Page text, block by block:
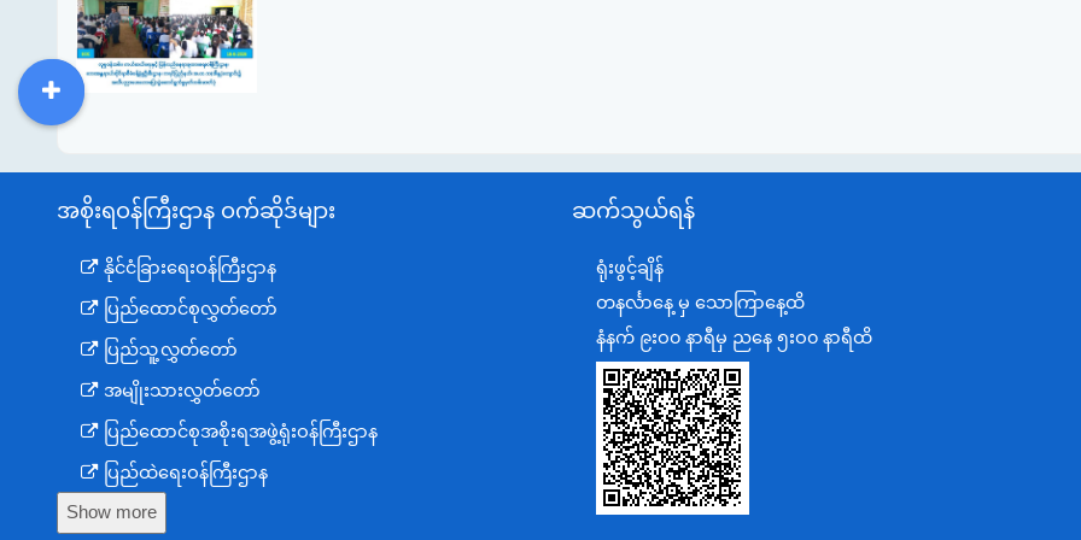
အစိုးရဝန်ကြီးဌာန ဝက်ဆိုဒ်များ
နိုင်ငံခြားရေးဝန်ကြီးဌာန
ပြည်ထောင်စုလွှတ်တော်
ပြည်သူ့လွှတ်တော်
အမျိုးသားလွှတ်တော်
ပြည်ထောင်စုအစိုးရအဖွဲ့ရုံးဝန်ကြီးဌာန
ပြည်ထဲရေးဝန်ကြီးဌာန
ကာကွယ်ရေးဝန်ကြီးဌာန
Show more
ဆက်သွယ်ရန်
ရုံးဖွင့်ချိန်
တနင်္လာနေ့ မှ သောကြာနေ့ထိ
နံနက် ၉းဝ၀ နာရီမှ ညနေ ၅းဝ၀ နာရီထိ
DDM